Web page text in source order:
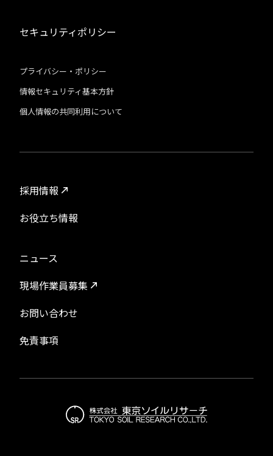
セキュリティポリシー
プライバシー・ポリシー
情報セキュリティ基本方針
個人情報の共同利用について
採用情報
お役立ち情報
ニュース
現場作業員募集
お問い合わせ
免責事項